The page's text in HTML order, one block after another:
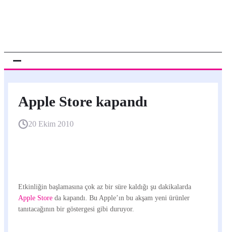
Apple Store kapandı
20 Ekim 2010
Etkinliğin başlamasına çok az bir süre kaldığı şu dakikalarda
Apple Store da kapandı. Bu Apple’ın bu akşam yeni ürünler
tanıtacağının bir göstergesi gibi duruyor.